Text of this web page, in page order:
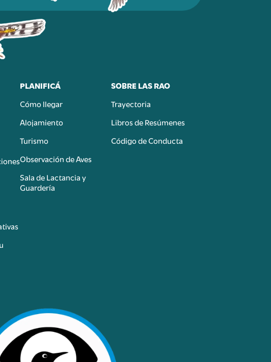
PLANIFICÁ
Cómo llegar
Alojamiento
Turismo
Observación de Aves
Sala de Lactancia y
Guardería
SOBRE LAS RAO
Trayectoria
Libros de Resúmenes
Código de Conducta